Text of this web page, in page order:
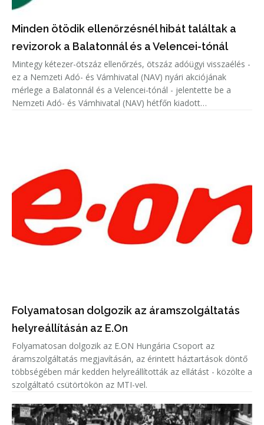
Minden ötödik ellenőrzésnél hibát találtak a
revizorok a Balatonnál és a Velencei-tónál
Mintegy kétezer-ötszáz ellenőrzés, ötszáz adóügyi visszaélés -
ez a Nemzeti Adó- és Vámhivatal (NAV) nyári akciójának
mérlege a Balatonnál és a Velencei-tónál - jelentette be a
Nemzeti Adó- és Vámhivatal (NAV) hétfőn kiadott
Folyamatosan dolgozik az áramszolgáltatás
helyreállításán az E.On
Folyamatosan dolgozik az E.ON Hungária Csoport az
áramszolgáltatás megjavításán, az érintett háztartások döntő
többségében már kedden helyreállították az ellátást - közölte a
szolgáltató csütörtökön az MTI-vel.